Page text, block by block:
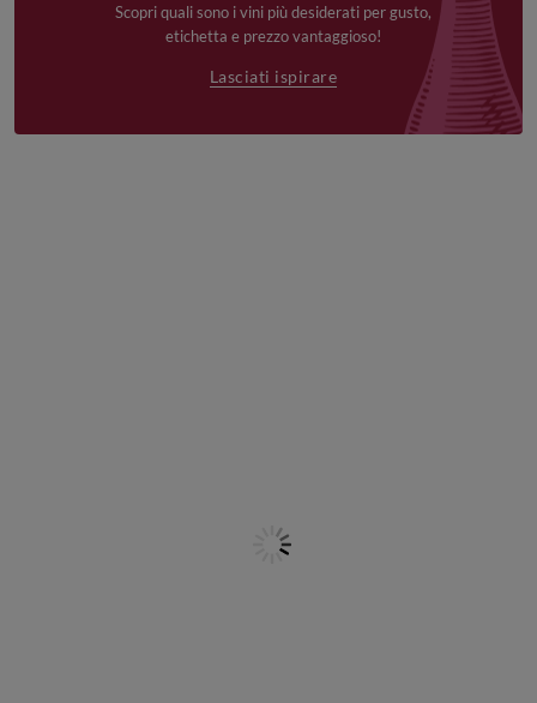
Scopri quali sono i vini più desiderati per gusto,
etichetta e prezzo vantaggioso!
Lasciati ispirare